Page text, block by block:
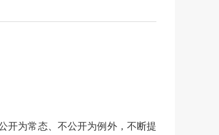
开为常态、不公开为例外，不断提